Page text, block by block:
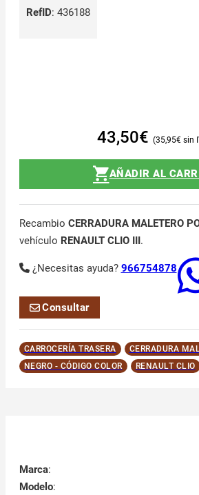
RefID: 436188
43,50€ 35,95€
AÑADIR AL
Recambio CERRADURA MALETERO
vehículo RENAULT CLIO III.
¿Necesitas ayuda? 966754878
Consultar
CARROCERÍA TRASERA
CERRADURA
NEGRO - CÓDIGO COLOR
RENAULT CLIO
Marca:
Modelo: